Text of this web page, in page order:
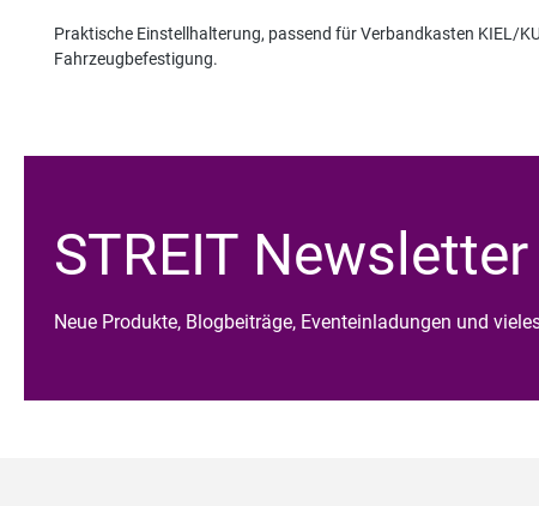
Praktische Einstellhalterung, passend für Verbandkasten KIEL/
Fahrzeugbefestigung.
STREIT Newsletter
Neue Produkte, Blogbeiträge, Eventeinladungen und